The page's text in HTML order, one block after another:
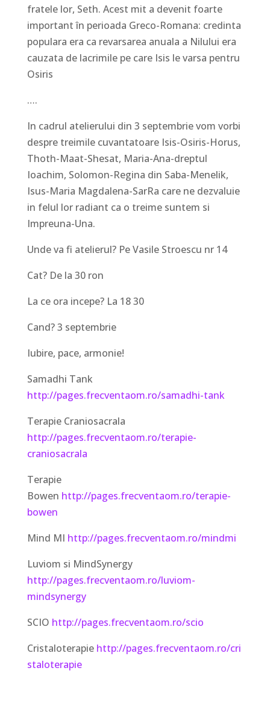
fratele lor, Seth. Acest mit a devenit foarte
important în perioada Greco-Romana: credinta
populara era ca revarsarea anuala a Nilului era
cauzata de lacrimile pe care Isis le varsa pentru
Osiris
….
In cadrul atelierului din 3 septembrie vom vorbi
despre treimile cuvantatoare Isis-Osiris-Horus,
Thoth-Maat-Shesat, Maria-Ana-dreptul
Ioachim, Solomon-Regina din Saba-Menelik,
Isus-Maria Magdalena-SarRa care ne dezvaluie
in felul lor radiant ca o treime suntem si
Impreuna-Una.
Unde va fi atelierul? Pe Vasile Stroescu nr 14
Cat? De la 30 ron
La ce ora incepe? La 18 30
Cand? 3 septembrie
Iubire, pace, armonie!
Samadhi Tank
http://pages.frecventaom.ro/samadhi-tank
Terapie Craniosacrala
http://pages.frecventaom.ro/terapie-
craniosacrala
Terapie
Bowen http://pages.frecventaom.ro/terapie-
bowen
Mind MI http://pages.frecventaom.ro/mindmi
Luviom si MindSynergy
http://pages.frecventaom.ro/luviom-
mindsynergy
SCIO http://pages.frecventaom.ro/scio
Cristaloterapie http://pages.frecventaom.ro/cri
staloterapie